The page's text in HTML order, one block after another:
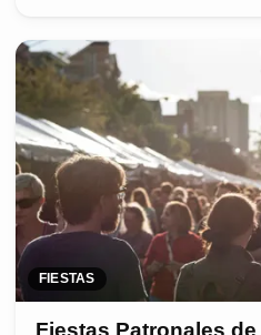
FIESTAS
Fiestas Patronales